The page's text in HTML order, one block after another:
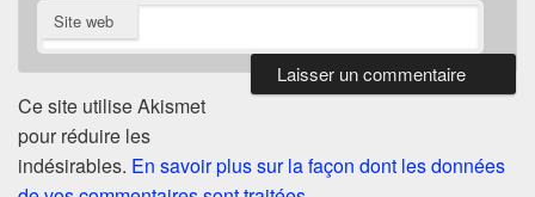
Site web
Ce site utilise Akismet
pour réduire les
indésirables. En savoir plus sur la façon dont les données